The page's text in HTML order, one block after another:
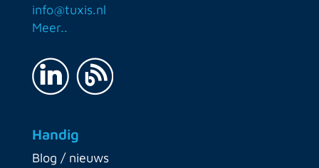
info@tuxis.nl
Meer..
Handig
Blog / nieuws